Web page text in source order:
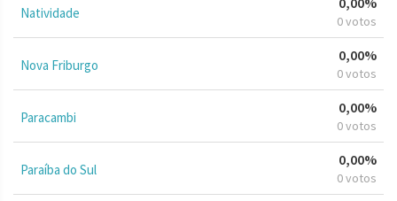
Natividade 0 votos
Nova Friburgo
0,00%
0 votos
Paracambi
0,00%
0 votos
Paraíba do Sul
0,00%
0 votos